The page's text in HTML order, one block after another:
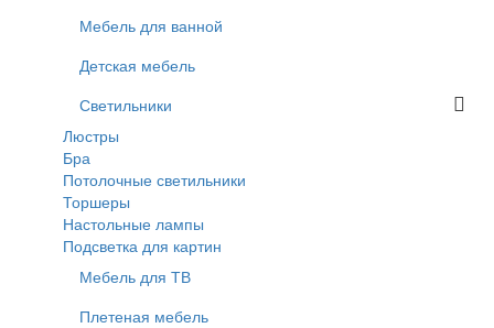
Мебель для ванной
Детская мебель
Светильники
Люстры
Бра
Потолочные светильники
Торшеры
Настольные лампы
Подсветка для картин
Мебель для ТВ
Плетеная мебель